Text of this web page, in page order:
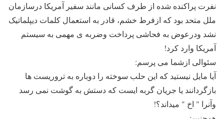
نفرت پراکنده شده از طرف کسانی مانند سفیر آمریکا درسازمان
ملل متحد بود که ازفرط خشم، قادر به استعمال کلمات دیپلماتیک
نشد ودرعوض به فحاشی پرداخت وضربه ی مهمی به سیستم
آمریکا وارد کرد!
سئوالی ازشما می پرسم:
آیا مایل نیستید که این حلب سوخته را دوباره به تروریست ها
بازگردانند یا جریان گربه ایست که دستش به گوشت نمی رسد
وآنرا " اخ " میداند؟!